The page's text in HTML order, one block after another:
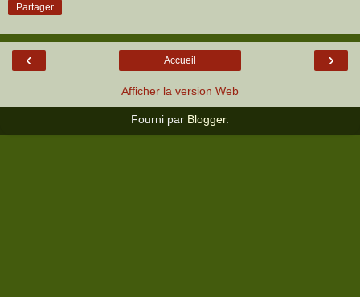
Partager
‹ ›
Accueil
Afficher la version Web
Fourni par Blogger.